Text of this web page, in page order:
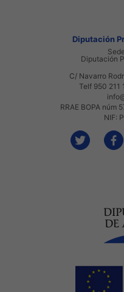
Diputación
Diputación
C/ Navarro
Telf 950 211
RRAE BOPA núm
NIF: